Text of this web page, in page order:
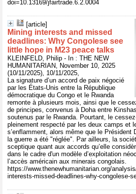
doi=10.13169/jfairtrade.6.2.0004
[article]
Mining interests and missed
deadlines: Why Congolese see
little hope in M23 peace talks
KLEINFELD, Philip - In : THE NEW
HUMANITARIAN, November 10, 2025
(10/11/2025), 10/11/2025,
La signature d’un accord de paix négocié
par les États-Unis entre la République
démocratique du Congo et le Rwanda
remonte à plusieurs mois, ainsi que le
de principes, convenus à Doha entre
soutenus par le Rwanda. Pourtant, le
pleinement respecté par les deux camps et
s’enflamment, alors même que le Président
la guerre a été "réglée". Par ailleurs, la
sceptique quant aux accords qu’elle
dans le cadre d'un modèle d’exploitation
l’accès américain aux minerais congolais.
https://www.thenewhumanitarian.org/
interests-missed-deadlines-why-congolese-